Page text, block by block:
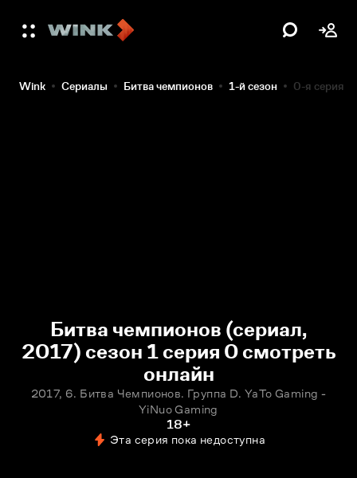
Wink Сериалы Битва чемпионов 1-й сезон 0-я серия
Битва чемпионов (сериал,
2017) сезон 1 серия 0 смотреть
онлайн
2017, 6. Битва Чемпионов. Группа D. YaTo Gaming -
YiNuo Gaming
18+
Эта серия пока недоступна